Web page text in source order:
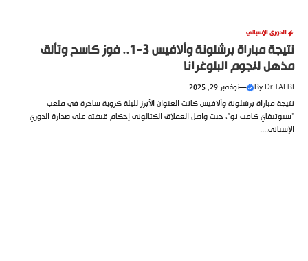
الدوري الإسباني
نتيجة مباراة برشلونة وألافيس 3-1.. فوز كاسح وتألق
مذهل لنجوم البلوغرانا
By Dr TALBI
—نوفمبر 29, 2025
نتيجة مباراة برشلونة وألافيس كانت العنوان الأبرز لليلة كروية ساحرة في ملعب
“سبوتيفاي كامب نو”، حيث واصل العملاق الكتالوني إحكام قبضته على صدارة الدوري
الإسباني....